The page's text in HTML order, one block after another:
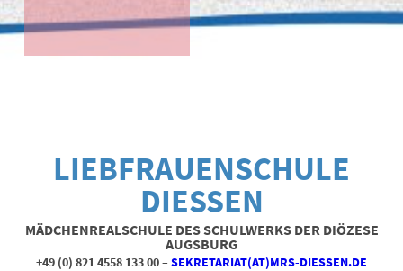
LIEBFRAUENSCHULE
DIESSEN
MÄDCHENREALSCHULE DES SCHULWERKS DER DIÖZESE
AUGSBURG
+49 (0) 821 4558 133 00 – SEKRETARIAT(AT)MRS-DIESSEN.DE